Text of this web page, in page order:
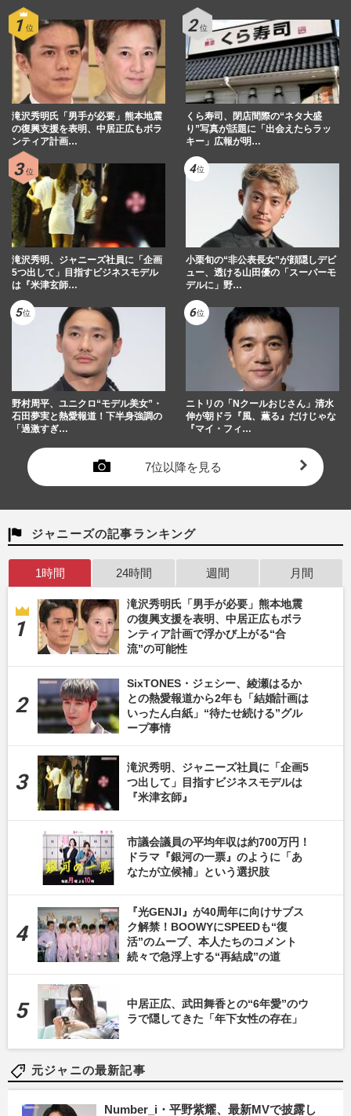
滝沢秀明氏「男手が必要」熊本地震
の復興支援を表明、中居正広もボラ
ンティア計画…
くら寿司、閉店間際の“ネタ大盛
り”写真が話題に「出会えたらラッ
キー」広報が明…
滝沢秀明、ジャニーズ社員に「企画
5つ出して」目指すビジネスモデル
は『米津玄師…
小栗旬の“非公表長女”が顔隠しデビ
ュー、透ける山田優の「スーパーモ
デルに」野…
野村周平、ユニクロ“モデル美女”・
石田夢実と熱愛報道！下半身強調の
「過激すぎ…
ニトリの「Nクールおじさん」清水
伸が朝ドラ『風、薫る』だけじゃな
『マイ・フィ…
7位以降を見る
ジャニーズの記事ランキング
1時間 24時間 週間 月間
滝沢秀明氏「男手が必要」熊本地震
の復興支援を表明、中居正広もボラ
ンティア計画で浮かび上がる“合
流”の可能性
SixTONES・ジェシー、綾瀬はるか
との熱愛報道から2年も「結婚計画は
いったん白紙」“待たせ続ける”グル
ープ事情
滝沢秀明、ジャニーズ社員に「企画5
つ出して」目指すビジネスモデルは
『米津玄師』
市議会議員の平均年収は約700万円！
ドラマ『銀河の一票』のように「あ
なたが立候補」という選択肢
『光GENJI』が40周年に向けサブス
ク解禁！BOOWYにSPEEDも“復
活”のムーブ、本人たちのコメント
続々で急浮上する“再結成”の道
中居正広、武田舞香との“6年愛”のウ
ラで隠してきた「年下女性の存在」
元ジャニの最新記事
Number_i・平野紫耀、最新MVで披露し